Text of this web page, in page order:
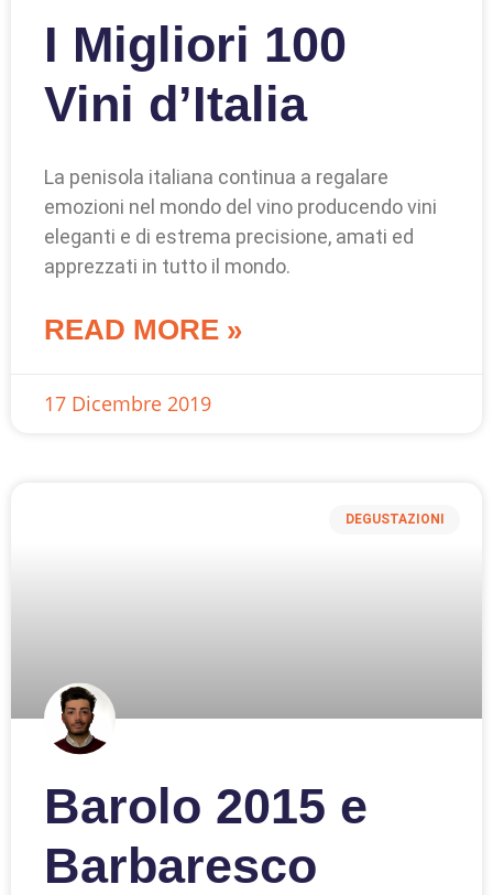
I Migliori 100
Vini d’Italia
La penisola italiana continua a regalare
emozioni nel mondo del vino producendo vini
eleganti e di estrema precisione, amati ed
apprezzati in tutto il mondo.
READ MORE »
17 Dicembre 2019
DEGUSTAZIONI
Barolo 2015 e
Barbaresco